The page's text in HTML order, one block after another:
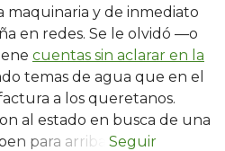
maquinaria y de inmediato
en redes. Se le olvidó —o
cuentas sin aclarar en la
temas de agua que en el
a los queretanos.
al estado en busca de una
para arriba.